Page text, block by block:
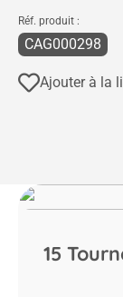
Réf. produit :
CAG000298
Ajouter à la
15